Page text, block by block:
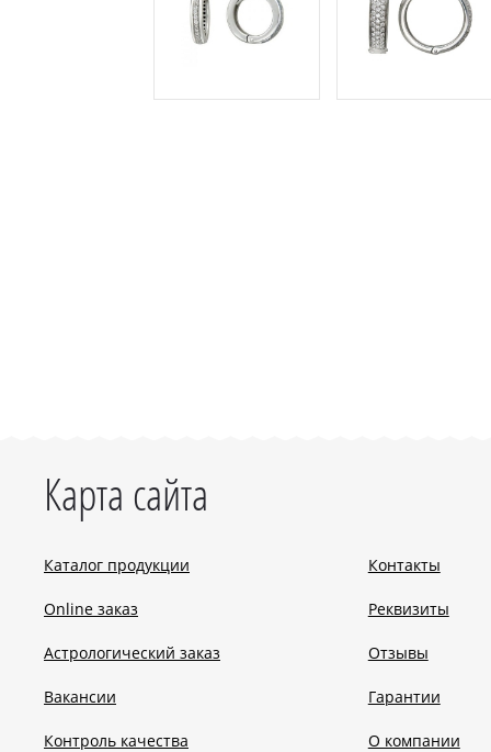
Карта сайта
Каталог продукции
Online заказ
Астрологический заказ
Вакансии
Контроль качества
Контакты
Реквизиты
Отзывы
Гарантии
О компании